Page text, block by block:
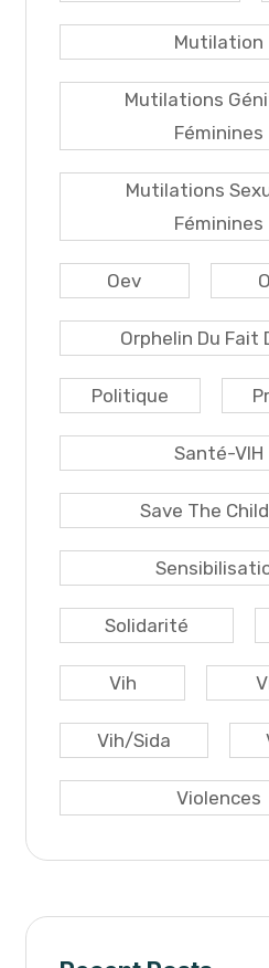
Mutilation
Mutilations
Féminines
Mutilations
Féminines
Oev
Orphelin Du Fait
Politique
Santé-VIH
Save The
Solidarité
Vih
Vih/sida
Violences